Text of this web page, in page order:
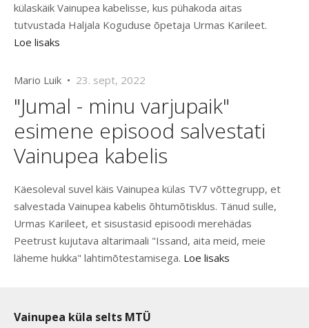
külaskäik Vainupea kabelisse, kus pühakoda aitas
tutvustada Haljala Koguduse õpetaja Urmas Karileet.
Loe lisaks
Mario Luik • 23. sept, 2022
"Jumal - minu varjupaik"
esimene episood salvestati
Vainupea kabelis
Käesoleval suvel käis Vainupea külas TV7 võttegrupp, et
salvestada Vainupea kabelis õhtumõtisklus. Tänud sulle,
Urmas Karileet, et sisustasid episoodi merehädas
Peetrust kujutava altarimaali "Issand, aita meid, meie
läheme hukka" lahtimõtestamisega. Loe lisaks
Vainupea küla selts MTÜ